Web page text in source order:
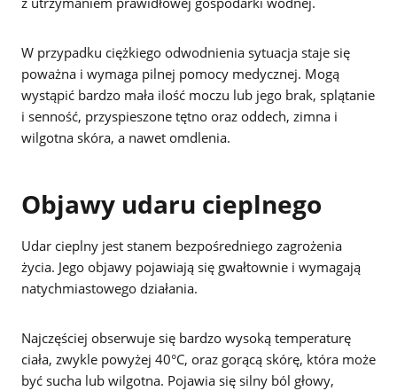
W przypadku ciężkiego odwodnienia sytuacja staje się
poważna i wymaga pilnej pomocy medycznej. Mogą
wystąpić bardzo mała ilość moczu lub jego brak, splątanie
i senność, przyspieszone tętno oraz oddech, zimna i
wilgotna skóra, a nawet omdlenia.
Objawy udaru cieplnego
Udar cieplny jest stanem bezpośredniego zagrożenia
życia. Jego objawy pojawiają się gwałtownie i wymagają
natychmiastowego działania.
Najczęściej obserwuje się bardzo wysoką temperaturę
ciała, zwykle powyżej 40°C, oraz gorącą skórę, która może
być sucha lub wilgotna. Pojawia się silny ból głowy,